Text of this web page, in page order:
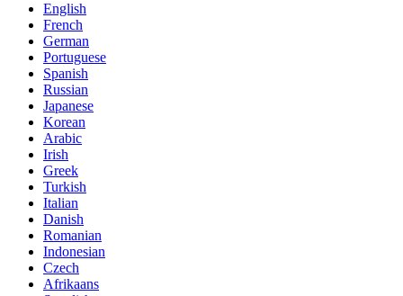
English
French
German
Portuguese
Spanish
Russian
Japanese
Korean
Arabic
Irish
Greek
Turkish
Italian
Danish
Romanian
Indonesian
Czech
Afrikaans